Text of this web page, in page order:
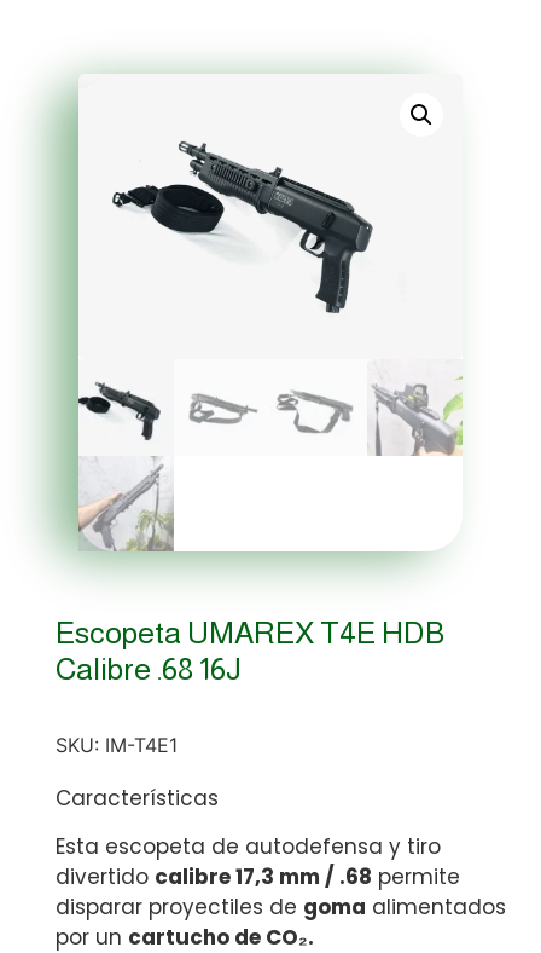
Escopeta UMAREX T4E HDB
Calibre .68 16J
SKU: IM-T4E1
Características
Esta escopeta de autodefensa y tiro
divertido calibre 17,3 mm / .68 permite
disparar proyectiles de goma alimentados
por un cartucho de CO₂.